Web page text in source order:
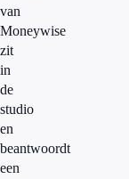
van
Moneywise
zit
in
de
studio
en
beantwoordt
een